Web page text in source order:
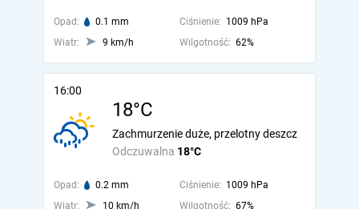
Opad: 0.1 mm Ciśnienie: 1009 hPa
Wiatr:
9 km/h Wilgotność: 62%
16:00
18°C
Odczuwalna 18°C
Zachmurzenie duże, przelotny deszcz
Opad: 0.2 mm Ciśnienie: 1009 hPa
Wiatr:
10 km/h Wilgotność: 67%